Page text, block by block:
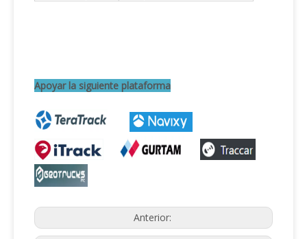
Apoyar la siguiente plataforma
Anterior: